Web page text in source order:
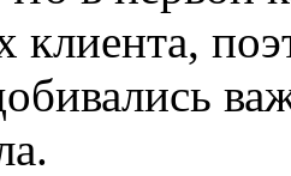
клиента,